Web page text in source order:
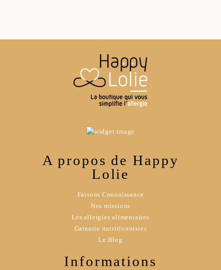
A propos de Happy
Lolie
Faisons Connaissance
Nos missions
Les allergies alimentaires
Garantie nutritionnistes
Le Blog
Informations